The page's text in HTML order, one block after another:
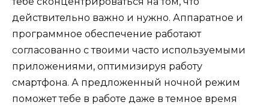
действительно важно и нужно. Аппаратное и
программное обеспечение работают
согласованно с твоими часто используемыми
приложениями, оптимизируя работу
смартфона. А предложенный ночной режим
поможет тебе в работе даже в темное время